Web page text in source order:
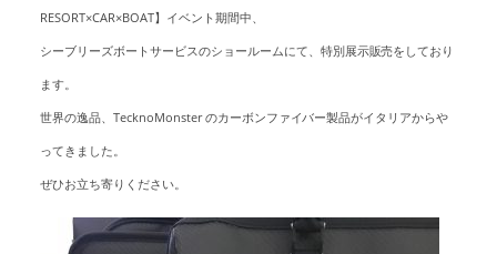
RESORT×CAR×BOAT】イベント期間中、
シーブリーズボートサービスのショールームにて、特別展示販売をしており
ます。
世界の逸品、TecknoMonster のカーボンファイバー製品がイタリアからや
ってきました。
ぜひお立ち寄りください。